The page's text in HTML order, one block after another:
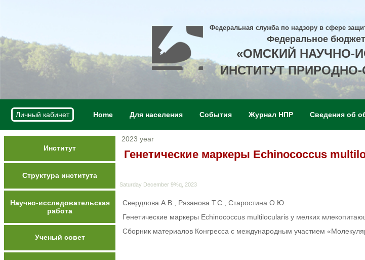
Федеральная служба по надзору в сфере
Федеральное
«ОМСКИЙ НАУЧНО-
ИНСТИТУТ
Личный кабинет Home Для населения События Журнал НПР Сведения об
Институт
Структура института
Научно-исследовательская
работа
Ученый совет
2023 year
Генетические маркеры Echinococcus
Saturday December 9%q, 2023
Свердлова А.В., Рязанова Т.С., Старостина О.Ю.
Генетические маркеры Echinococcus multilocularis у мелких
Сборник материалов Конгресса с международным участием